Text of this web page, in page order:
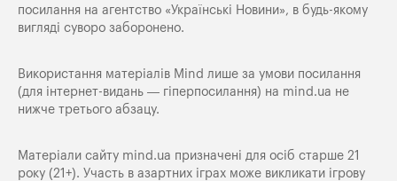
посилання на агентство «Українські Новини», в будь-якому
вигляді суворо заборонено.
Використання матеріалів Mind лише за умови посилання
(для інтернет-видань — гіперпосилання) на mind.ua не
нижче третього абзацу.
Матеріали сайту mind.ua призначені для осіб старше 21
року (21+). Участь в азартних іграх може викликати ігрову